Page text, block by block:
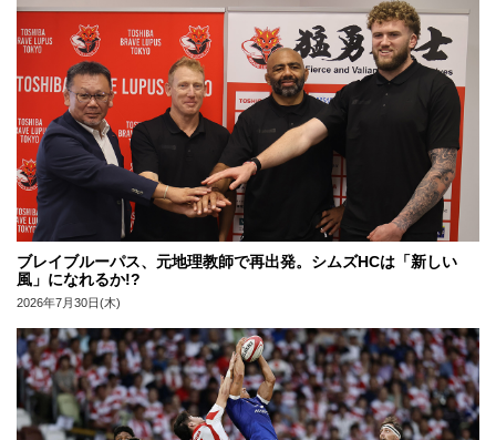
ブレイブルーパス、元地理教師で再出発。シムズHCは「新しい
風」になれるか!?
2026年7月30日(木)